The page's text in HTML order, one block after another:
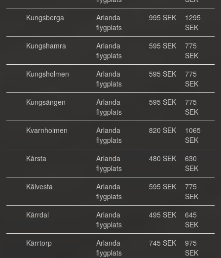
Kungsberga
Arlanda
flygplats
995 SEK
1295
SEK
Kungshamra
Arlanda
flygplats
595 SEK
775
SEK
Kungsholmen
Arlanda
flygplats
595 SEK
775
SEK
Kungsängen
Arlanda
flygplats
595 SEK
775
SEK
Kvarnholmen
Arlanda
flygplats
820 SEK
1065
SEK
Kårsta
Arlanda
flygplats
480 SEK
630
SEK
Kälvesta
Arlanda
flygplats
595 SEK
775
SEK
Kärrdal
Arlanda
flygplats
495 SEK
645
SEK
Kärrtorp
Arlanda
flygplats
745 SEK
975
SEK